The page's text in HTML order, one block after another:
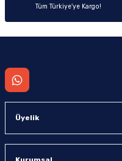
Tüm Türkiye’ye Kargo!
Üyelik